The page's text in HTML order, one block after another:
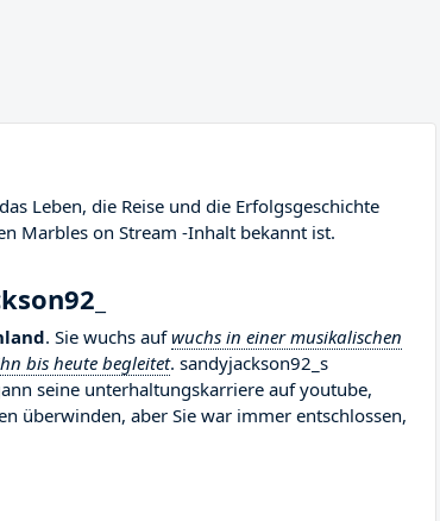
Leben, die Reise und die Erfolgsgeschichte
Marbles on Stream -Inhalt bekannt ist.
. Sie wuchs aufwuchs in einer musikalischen
bis heute begleitet. sandyjackson92_s
seine unterhaltungskarriere auf youtube,
überwinden, aber Sie war immer entschlossen,